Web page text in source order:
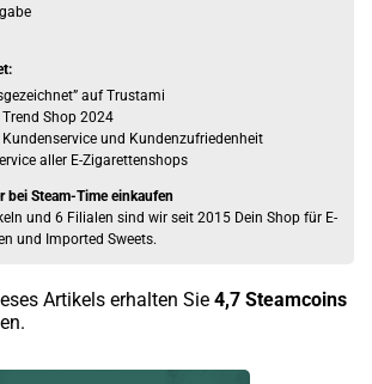
auf Trustami
Shop 2024
und Kundenzufriedenheit
aller E-Zigarettenshops
bei Steam-Time einkaufen
und 6 Filialen sind wir seit 2015 Dein Shop für E-
und Imported Sweets.
Artikels erhalten Sie 4,7 Steamcoins